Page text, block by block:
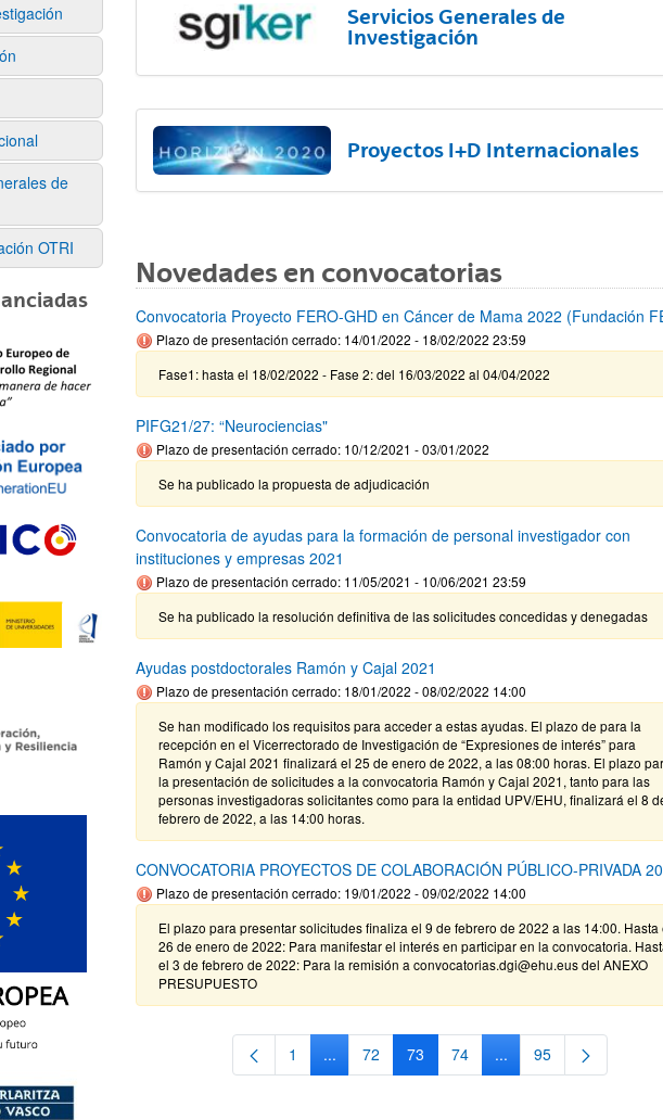
de
OTRI
Servicios Generales de
Investigación
Proyectos I+D Internacionales
Novedades en convocatorias
Convocatoria Proyecto FERO-GHD en Cáncer de Mama 2022 (Fundación
Plazo de presentación cerrado: 14/01/2022 - 18/02/2022 23:59
Fase1: hasta el 18/02/2022 - Fase 2: del 16/03/2022 al 04/04/2022
PIFG21/27: “Neurociencias"
Plazo de presentación cerrado: 10/12/2021 - 03/01/2022
Se ha publicado la propuesta de adjudicación
Convocatoria de ayudas para la formación de personal investigador con
instituciones y empresas 2021
Plazo de presentación cerrado: 11/05/2021 - 10/06/2021 23:59
Se ha publicado la resolución definitiva de las solicitudes concedidas y denegadas
Ayudas postdoctorales Ramón y Cajal 2021
Plazo de presentación cerrado: 18/01/2022 - 08/02/2022 14:00
Se han modificado los requisitos para acceder a estas ayudas. El plazo de para la
recepción en el Vicerrectorado de Investigación de “Expresiones de interés” para
Ramón y Cajal 2021 finalizará el 25 de enero de 2022, a las 08:00 horas. El plazo
la presentación de solicitudes a la convocatoria Ramón y Cajal 2021, tanto para las
personas investigadoras solicitantes como para la entidad UPV/EHU, finalizará el 8
febrero de 2022, a las 14:00 horas.
CONVOCATORIA PROYECTOS DE COLABORACIÓN PÚBLICO-PRIVADA
Plazo de presentación cerrado: 19/01/2022 - 09/02/2022 14:00
El plazo para presentar solicitudes finaliza el 9 de febrero de 2022 a las 14:00. Hasta
26 de enero de 2022: Para manifestar el interés en participar en la convocatoria.
el 3 de febrero de 2022: Para la remisión a convocatorias.dgi@ehu.eus del ANEXO
PRESUPUESTO
Página
1 ...Páginas intermedias Use TAB para desplazarse.
Página
72 Página
73 Página
74 ...Páginas intermedias
Página
95